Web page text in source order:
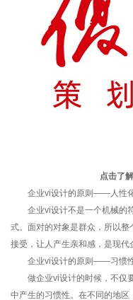
点击了
企业vi设计的原则——人性
企业vi设计不是一个机械的符
式。面对的对象是群众，所以
接受，让人产生亲和感，是现代
企业vi设计的原则——习惯
做企业vi设计的时候，不仅要
中产生的习惯性。在不同的地